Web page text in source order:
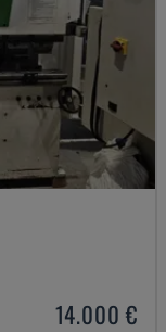
14.000 €